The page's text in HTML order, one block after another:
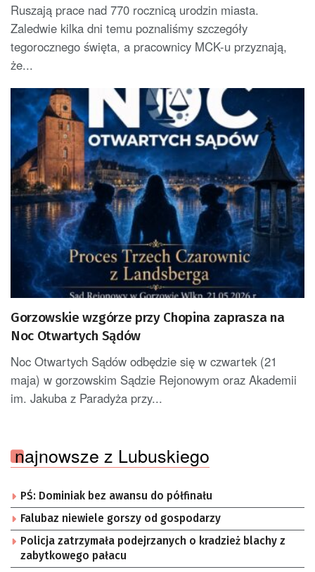
Ruszają prace nad 770 rocznicą urodzin miasta.
Zaledwie kilka dni temu poznaliśmy szczegóły
tegorocznego święta, a pracownicy MCK-u przyznają,
że...
Gorzowskie wzgórze przy Chopina zaprasza na
Noc Otwartych Sądów
Noc Otwartych Sądów odbędzie się w czwartek (21
maja) w gorzowskim Sądzie Rejonowym oraz Akademii
im. Jakuba z Paradyża przy...
najnowsze z Lubuskiego
PŚ: Dominiak bez awansu do półfinału
Falubaz niewiele gorszy od gospodarzy
Policja zatrzymała podejrzanych o kradzież blachy z
zabytkowego pałacu